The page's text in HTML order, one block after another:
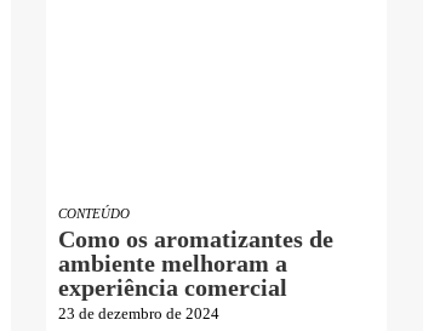
CONTEÚDO
Como os aromatizantes de
ambiente melhoram a
experiência comercial
23 de dezembro de 2024